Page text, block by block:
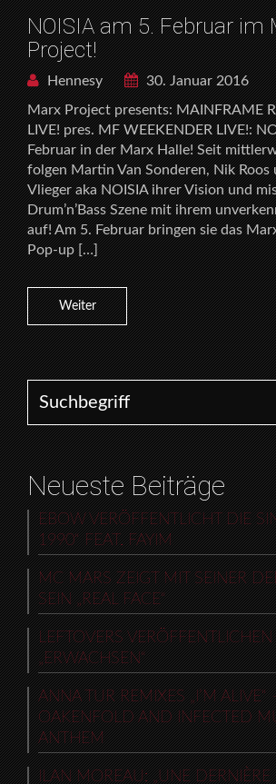
NOISIA am 5. Februar im
Project!
Hennesy
30. Januar 2016
Marx Project presents: MAINFRAME
LIVE! pres. MF WEEKENDER LIVE!:
Februar in der Marx Halle! Seit
folgen Martin Van Sonderen, Nik Roos
Vlieger aka NOISIA ihrer Vision und
Drum’n’Bass Szene mit ihrem
auf! Am 5. Februar bringen sie das
Pop-up […]
Weiter
Search for:
Neueste Beiträge
EBOW VERÖFFENTLICHT DIE
1990“ FEAT. FAYIM
MC MARS ZEIGT MIT SEINER
SEIN „REAL FACE“
LEFTOVERS
„ERWACHSEN“
ANNA TUR REMIXES „I’M ALIVE“
OAKENFOLD AND INFECTED
ANTHEM
ILAN MOREAU: „UNE DERNIÈRE